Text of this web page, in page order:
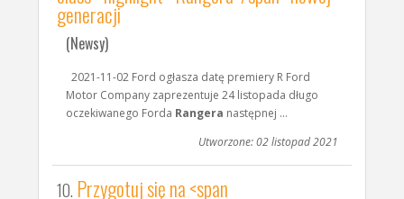
generacji
(Newsy)
2021-11-02 Ford ogłasza datę premiery R Ford
Motor Company zaprezentuje 24 listopada długo
oczekiwanego Forda Rangera następnej ...
Utworzone: 02 listopad 2021
10. Przygotuj się na <span